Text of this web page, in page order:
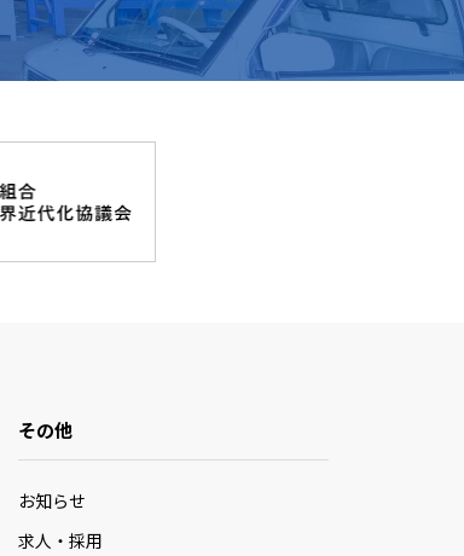
その他
お知らせ
求人・採用